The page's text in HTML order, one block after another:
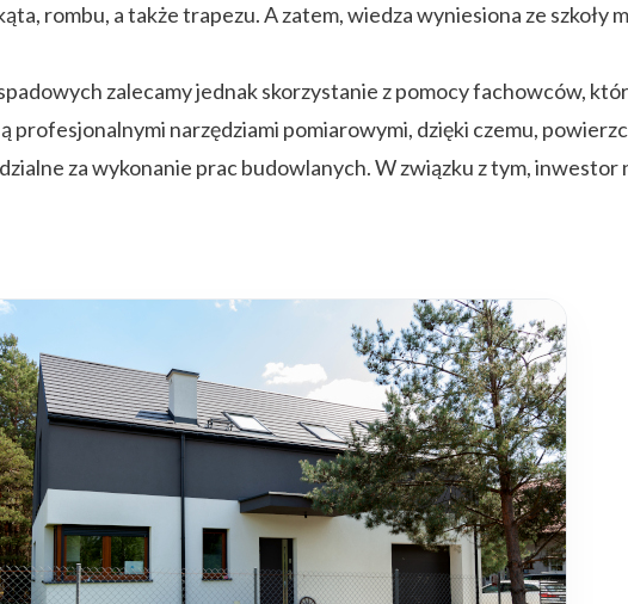
rombu, a także trapezu. A zatem, wiedza wyniesiona ze szkoły
zalecamy jednak skorzystanie z pomocy fachowców,
narzędziami pomiarowymi, dzięki czemu,
za wykonanie prac budowlanych. W związku z tym, inwestor